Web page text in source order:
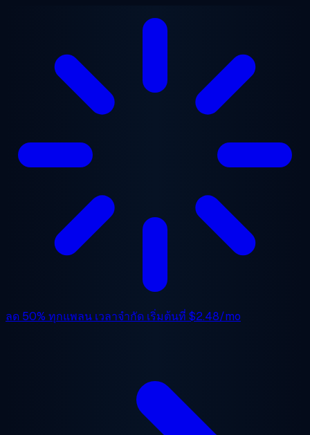
ลด 50% ทุกแพลน เวลาจำกัด เริ่มต้นที่ $2.48/mo